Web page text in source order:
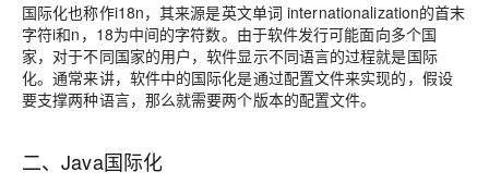
国际化也称作i18n，其来源是英文单词 internationalization的首末
字符i和n，18为中间的字符数。由于软件发行可能面向多个国
家，对于不同国家的用户，软件显示不同语言的过程就是国际
化。通常来讲，软件中的国际化是通过配置文件来实现的，假设
要支撑两种语言，那么就需要两个版本的配置文件。
二、Java国际化